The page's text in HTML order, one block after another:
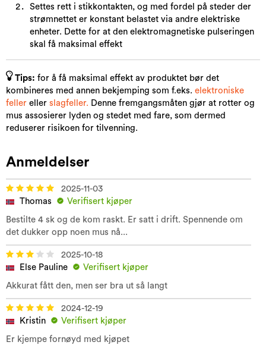
Settes rett i stikkontakten, og med fordel på steder der
strømnettet er konstant belastet via andre elektriske
enheter. Dette for at den elektromagnetiske pulseringen
skal få maksimal effekt​
Tips: for å få maksimal effekt av produktet bør det
kombineres med annen bekjemping som f.eks. elektroniske
feller eller slagfeller. Denne fremgangsmåten gjør at rotter og
mus assosierer lyden og stedet med fare, som dermed
reduserer risikoen for tilvenning.
Anmeldelser
2025-11-03
Thomas
Verifisert kjøper
Bestilte 4 sk og de kom raskt. Er satt i drift. Spennende om
det dukker opp noen mus nå...
2025-10-18
Else Pauline
Verifisert kjøper
Akkurat fått den, men ser bra ut så langt
2024-12-19
Kristin
Verifisert kjøper
Er kjempe fornøyd med kjøpet